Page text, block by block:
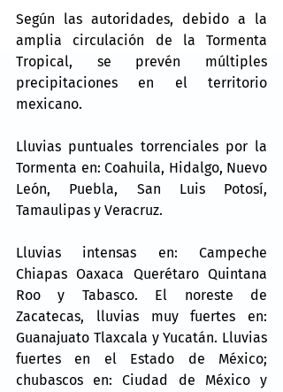
Según las autoridades, debido a la
amplia circulación de la Tormenta
Tropical, se prevén múltiples
precipitaciones en el territorio
mexicano.
Lluvias puntuales torrenciales por la
Tormenta en: Coahuila, Hidalgo, Nuevo
León, Puebla, San Luis Potosí,
Tamaulipas y Veracruz.
Lluvias intensas en: Campeche
Chiapas Oaxaca Querétaro Quintana
Roo y Tabasco. El noreste de
Zacatecas, lluvias muy fuertes en:
Guanajuato Tlaxcala y Yucatán. Lluvias
fuertes en el Estado de México;
chubascos en: Ciudad de México y